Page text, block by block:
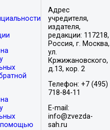
помощью
Адрес
учредителя,
издателя,
редакции: 117218,
Россия, г. Москва,
ул.
Кржижановского,
д.13, кор. 2
Телефон: +7 (495)
718-84-11
E-mail:
info@zvezda-
sah.ru